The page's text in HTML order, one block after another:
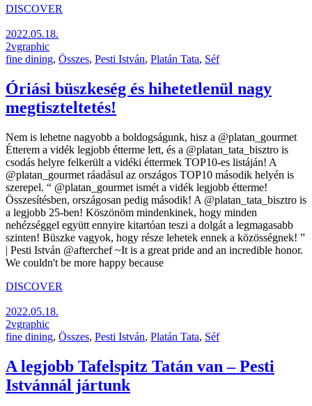
DISCOVER
2022.05.18.
2vgraphic
fine dining, Összes, Pesti István, Platán Tata, Séf
Óriási büszkeség és hihetetlenül nagy
megtiszteltetés!
Nem is lehetne nagyobb a boldogságunk, hisz a @platan_gourmet
Étterem a vidék legjobb étterme lett, és a @platan_tata_bisztro is
csodás helyre felkerült a vidéki éttermek TOP10-es listáján! A
@platan_gourmet ráadásul az országos TOP10 második helyén is
szerepel. “ @platan_gourmet ismét a vidék legjobb étterme!
Összesítésben, országosan pedig második! A @platan_tata_bisztro is
a legjobb 25-ben! Köszönöm mindenkinek, hogy minden
nehézséggel együtt ennyire kitartóan teszi a dolgát a legmagasabb
szinten! Büszke vagyok, hogy része lehetek ennek a közösségnek! ”
| Pesti István @afterchef ~It is a great pride and an incredible honor.
We couldn't be more happy because
DISCOVER
2022.05.18.
2vgraphic
fine dining, Összes, Pesti István, Platán Tata, Séf
A legjobb Tafelspitz Tatán van – Pesti
Istvánnál jártunk